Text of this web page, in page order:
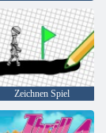
Zeichnen Spiel